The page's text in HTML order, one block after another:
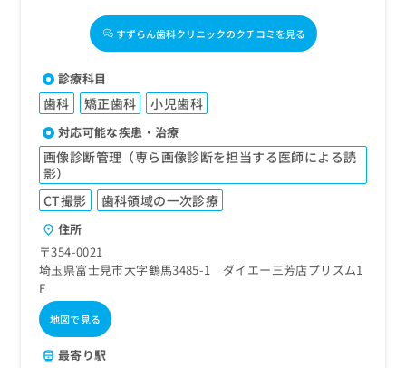
すずらん歯科クリニックのクチコミを見る
診療科目
歯科 矯正歯科 小児歯科
対応可能な疾患・治療
画像診断管理（専ら画像診断を担当する医師による読
影）
CT撮影
歯科領域の一次診療
住所
〒354-0021
埼玉県富士見市大字鶴馬3485-1 ダイエー三芳店プリズム1
F
地図で見る
最寄り駅